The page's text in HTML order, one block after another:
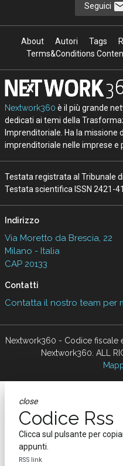
Seguici
About Autori Tags
Terms&Conditions
Nextwork360 è il più grande
dedicati ai temi della
Imprenditoriale. Ha la
imprenditoriale nelle imprese e
Testata registrata al Tribunale
Testata scientifica ISSN 2421-
Indirizzo
Via Moretto da Brescia, 22
Milano - Italia
CAP 20133
Contatti
Contatta il nostro team per
Nextwork360 - Codice fiscale
Nextwork360. ALL
close
Codice Rss
Clicca sul pulsante per
appunti.
RSS link